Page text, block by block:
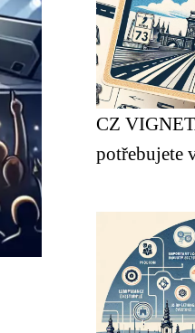
CZ
potřebujete